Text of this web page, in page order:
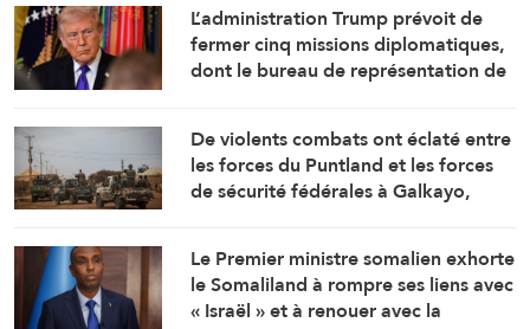
L’administration Trump prévoit de
fermer cinq missions diplomatiques,
dont le bureau de représentation de
Cameroun
De violents combats ont éclaté entre
les forces du Puntland et les forces
de sécurité fédérales à Galkayo,
Le Premier ministre somalien exhorte
le Somaliland à rompre ses liens avec
« Israël » et à renouer avec la